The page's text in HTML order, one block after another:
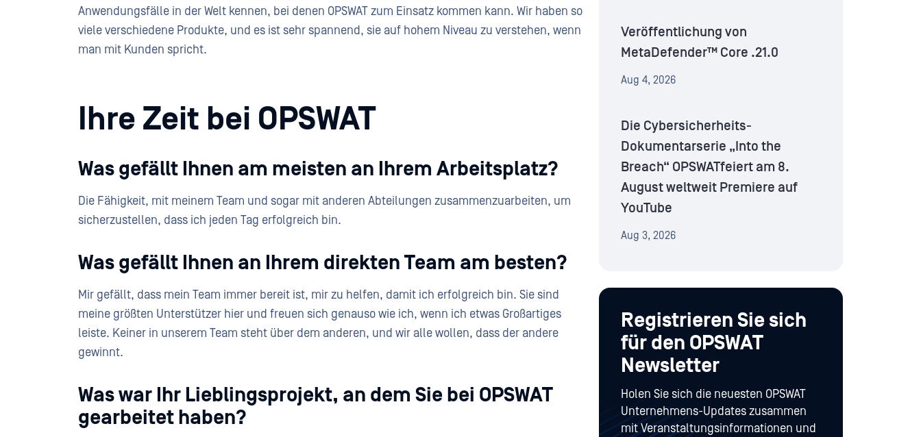
Anwendungsfälle in der Welt kennen, bei denen OPSWAT zum Einsatz kommen kann. Wir haben so
viele verschiedene Produkte, und es ist sehr spannend, sie auf hohem Niveau zu verstehen, wenn
man mit Kunden spricht.
Ihre Zeit bei OPSWAT
Was gefällt Ihnen am meisten an Ihrem Arbeitsplatz?
Die Fähigkeit, mit meinem Team und sogar mit anderen Abteilungen zusammenzuarbeiten, um
sicherzustellen, dass ich jeden Tag erfolgreich bin.
Was gefällt Ihnen an Ihrem direkten Team am besten?
Mir gefällt, dass mein Team immer bereit ist, mir zu helfen, damit ich erfolgreich bin. Sie sind
meine größten Unterstützer hier und freuen sich genauso wie ich, wenn ich etwas Großartiges
leiste. Keiner in unserem Team steht über dem anderen, und wir alle wollen, dass der andere
gewinnt.
Was war Ihr Lieblingsprojekt, an dem Sie bei OPSWAT
gearbeitet haben?
Veröffentlichung von
MetaDefender™ Core .21.0
Aug 4, 2026
Die Cybersicherheits-
Dokumentarserie „Into the
Breach“ OPSWATfeiert am 8.
August weltweit Premiere auf
YouTube
Aug 3, 2026
Registrieren Sie sich
für den OPSWAT
Newsletter
Holen Sie sich die neuesten OPSWAT
Unternehmens-Updates zusammen
mit Veranstaltungsinformationen und